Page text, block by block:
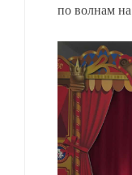
по волнам на